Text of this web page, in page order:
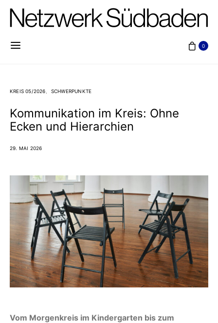
0
KREIS 05/2026 SCHWERPUNKTE
Kommunikation im Kreis: Ohne
Ecken und Hierarchien
29. MAI 2026
Vom Morgenkreis im Kindergarten bis zum